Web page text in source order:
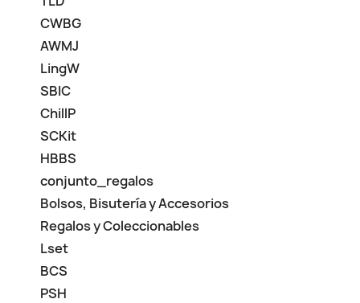
CWBG
AWMJ
LingW
SBIC
ChillP
SCKit
HBBS
conjunto_regalos
Bolsos, Bisutería y Accesorios
Regalos y Coleccionables
Lset
BCS
PSH